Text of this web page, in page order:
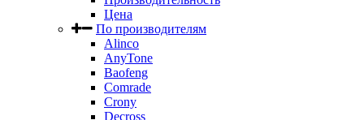
Цена
По производителям
Alinco
AnyTone
Baofeng
Comrade
Crony
Decross